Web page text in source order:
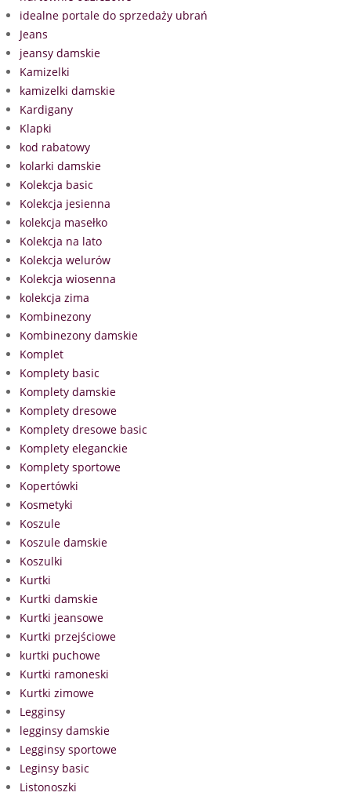
idealne portale do sprzedaży ubrań
Jeans
jeansy damskie
Kamizelki
kamizelki damskie
Kardigany
Klapki
kod rabatowy
kolarki damskie
Kolekcja basic
Kolekcja jesienna
kolekcja masełko
Kolekcja na lato
Kolekcja welurów
Kolekcja wiosenna
kolekcja zima
Kombinezony
Kombinezony damskie
Komplet
Komplety basic
Komplety damskie
Komplety dresowe
Komplety dresowe basic
Komplety eleganckie
Komplety sportowe
Kopertówki
Kosmetyki
Koszule
Koszule damskie
Koszulki
Kurtki
Kurtki damskie
Kurtki jeansowe
Kurtki przejściowe
kurtki puchowe
Kurtki ramoneski
Kurtki zimowe
Legginsy
legginsy damskie
Legginsy sportowe
Leginsy basic
Listonoszki